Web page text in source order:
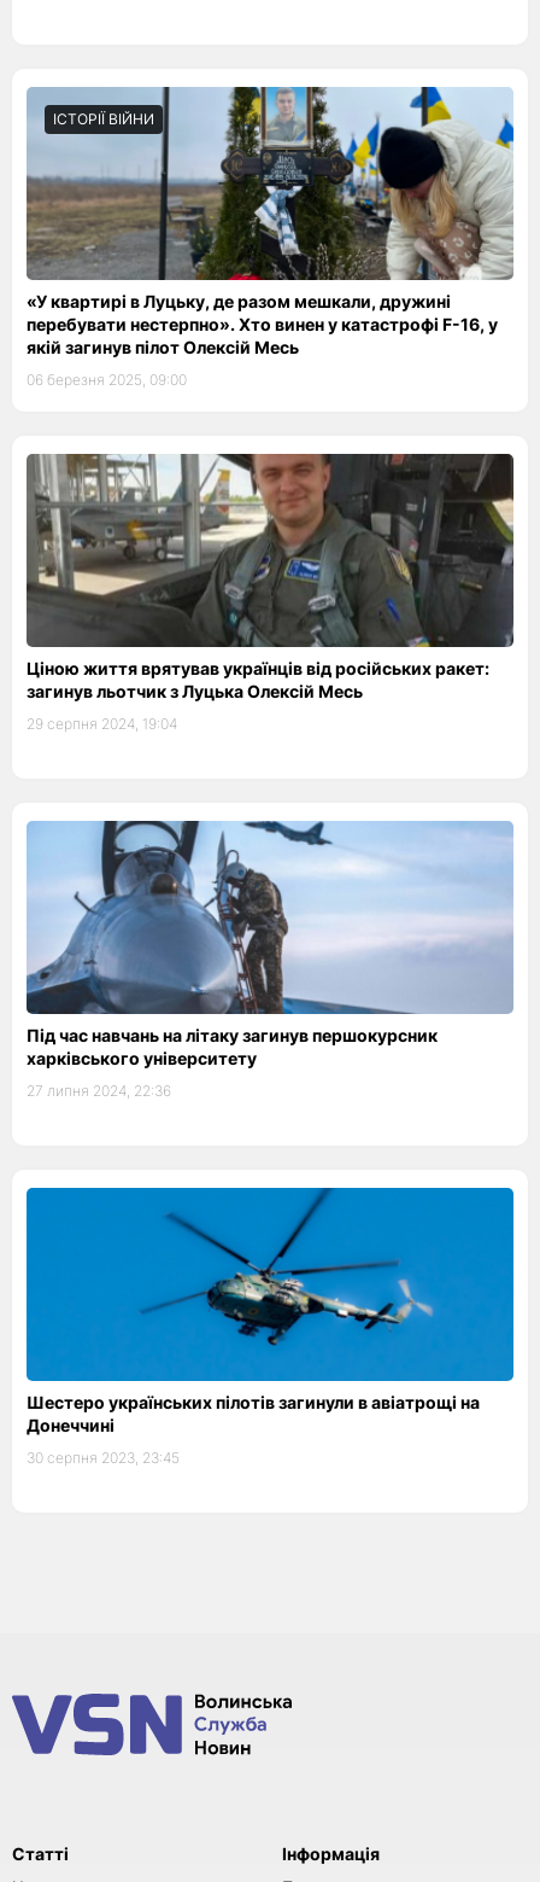
ІСТОРІЇ ВІЙНИ
«У квартирі в Луцьку, де разом мешкали, дружині
перебувати нестерпно». Хто винен у катастрофі F-16, у
якій загинув пілот Олексій Месь
06 березня 2025, 09:00
Ціною життя врятував українців від російських ракет:
загинув льотчик з Луцька Олексій Месь
29 серпня 2024, 19:04
Під час навчань на літаку загинув першокурсник
харківського університету
27 липня 2024, 22:36
Шестеро українських пілотів загинули в авіатрощі на
Донеччині
30 серпня 2023, 23:45
Статті Інформація